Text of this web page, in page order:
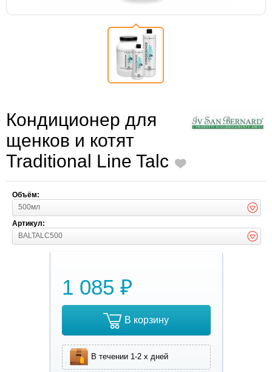
Кондиционер для
щенков и котят
Traditional Line Talc
Объём:
500мл
Артикул:
BALTALC500
1 085 ₽
В корзину
В течении 1-2 х дней